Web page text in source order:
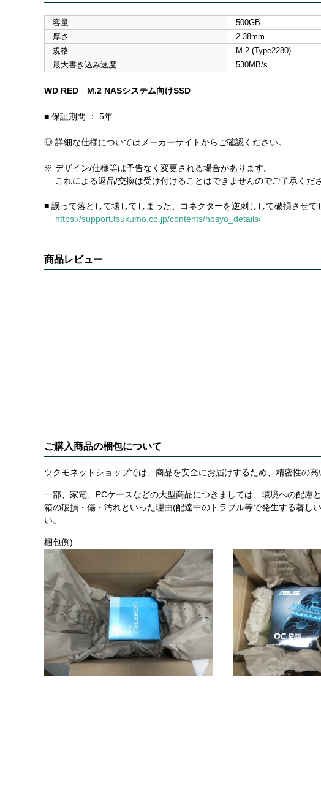
容量 500GB
厚さ
2.38mm
規格
M.2 (Type2280)
最大書き込み速度
530MB/s
WD RED M.2 NASシステム向けSSD
■ 保証期間 ： 5年
◎ 詳細な仕様についてはメーカーサイトからご確認ください。
※ デザイン/仕様等は予告なく変更される場合があります。
これによる返品/交換は受け付けることはできませんのでご了承くださ
■ 誤って落として壊してしまった、コネクターを逆刺しして破損させ
https://support.tsukumo.co.jp/contents/hosyo_details/
商品レビュー
ご購入商品の梱包について
ツクモネットショップでは、商品を安全にお届けするため、精密性の
一部、家電、PCケースなどの大型商品につきましては、環境への配
箱の破損・傷・汚れといった理由(配達中のトラブル等で発生する著し
い。
梱包例)